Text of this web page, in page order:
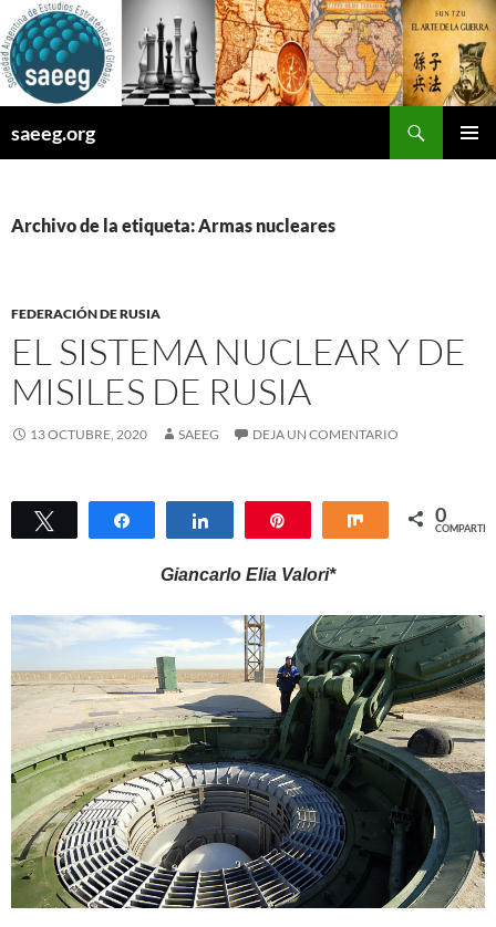
Saltar
al
contenido
saeeg.org
Archivo de la etiqueta: Armas nucleares
FEDERACIÓN DE RUSIA
EL SISTEMA NUCLEAR Y DE
MISILES DE RUSIA
13 OCTUBRE, 2020 SAEEG DEJA UN COMENTARIO
Twittear Compartir Compartir Compartir
0
COMPARTIR
Giancarlo Elia Valori*